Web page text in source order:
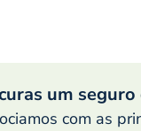
um
com as